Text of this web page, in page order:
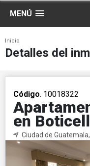
MENÚ
Inicio
Detalles del
Código. 10018322
en
Ciudad de